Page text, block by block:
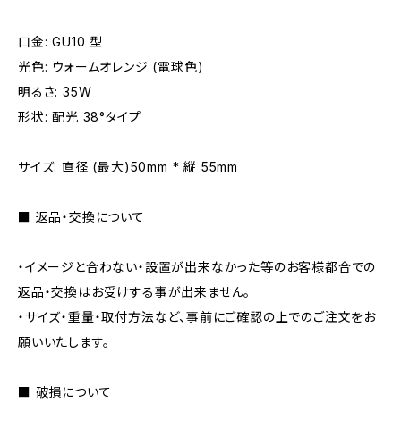
口金: GU10 型
光色: ウォームオレンジ (電球色)
明るさ: 35W
形状: 配光 38°タイプ
サイズ: 直径 (最大)50mm * 縦 55mm
■ 返品・交換について
・イメージと合わない・設置が出来なかった等のお客様都合での
返品・交換はお受けする事が出来ません。
・サイズ・重量・取付方法など、事前にご確認の上でのご注文をお
願いいたします。
■ 破損について